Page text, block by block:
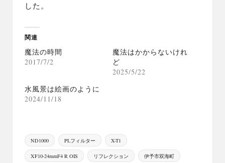
した。
関連
魔法の時間
2017/7/2
魔法はかからないけれ
ど
2025/5/22
水風景は絵画のように
2024/11/18
Tags:
ND1000 PLフィルター X-T1
XF10-24mmF4 R OIS リフレクション 伊予市双海町